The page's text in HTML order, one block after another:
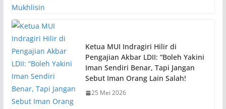
Ketua MUI Indragiri Hilir di
Pengajian Akbar LDII: “Boleh Yakini
Iman Sendiri Benar, Tapi Jangan
Sebut Iman Orang Lain Salah!
25 Mei 2026